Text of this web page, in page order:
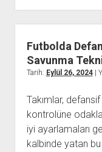
Futbolda
Savunma
Tarih: Eylül 26, 2024|
Takımlar,
kontrolüne
iyi ayarlamaları
kalbinde yatan